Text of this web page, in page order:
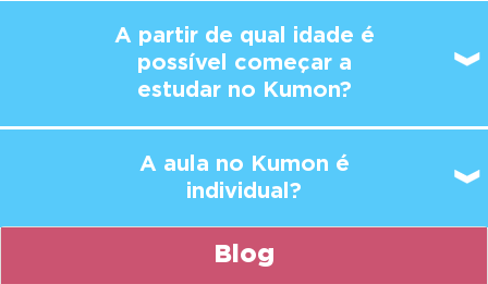
A partir de qual idade é
possível começar a
estudar no Kumon?
A aula no Kumon é
individual?
Blog